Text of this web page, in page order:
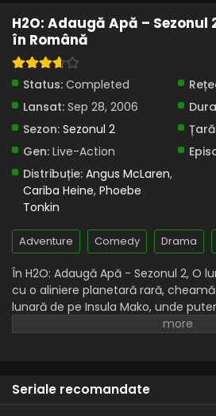
H2O: Adaugă Apă –
în Română
Status: Completed
Lansat: Sep 28, 2006
Sezon: Sezonul 2
Gen: Live-Action
Distribuție: Angus McLaren,
Cariba Heine, Phoebe
Tonkin
Adventure Comedy Drama
În H2O: Adaugă Apă - Sezonul 2, O
cu o aliniere planetară rară,
lunară de pe Insula Mako, unde
și întărite. A doua serie se învârte în
întâlnește pe Max Hamilton, care a
Seriale recomandate